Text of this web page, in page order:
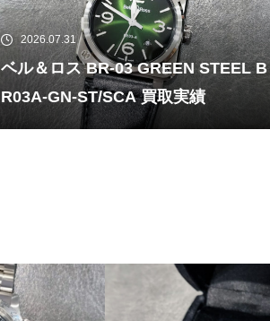
2026.07.31
ベル＆ロス BR-03 GREEN STEEL B
R03A-GN-ST/SCA 買取実績